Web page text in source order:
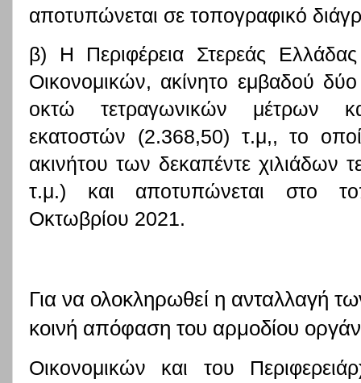
αποτυπώνεται σε τοπογραφικό
β) Η Περιφέρεια Στερεάς Ελλάδας
Οικονομικών, ακίνητο εμβαδού
οκτώ τετραγωνικών μέτρων
εκατοστών (2.368,50) τ.μ,, το
ακινήτου των δεκαπέντε χιλιάδων
τ.μ.) και αποτυπώνεται στο
Οκτωβρίου 2021.
Για να ολοκληρωθεί η ανταλλαγή
κοινή απόφαση του αρμοδίου
Οικονομικών και του